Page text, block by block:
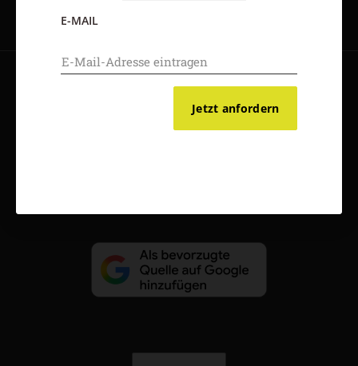
Datenschutz Barrierefreiheit
Impressum
E-MAIL
Jetzt anfordern